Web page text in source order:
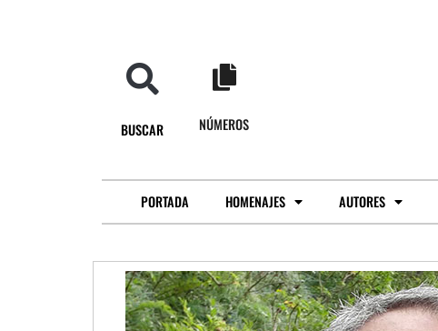
BUSCAR NÚMEROS
PORTADA HOMENAJES AUTORES